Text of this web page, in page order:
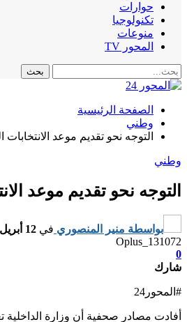
حوارات
تكنولوجيا
منوعات
المحور TV
الصفحة الرئيسية
وطني
التوجه نحو تقديم موعد الانتخابات
وطني
التوجه نحو تقديم موعد
بواسطة منير المنصوري في 12 أبريل, 2025
Oplus_131072
0
شارك
#المحور24